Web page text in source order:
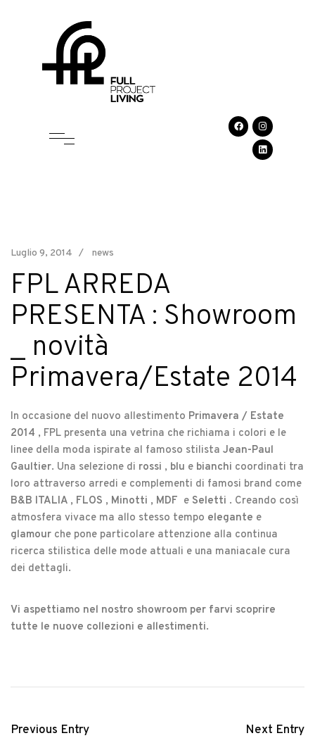
Luglio 9, 2014 news
FPL ARREDA
PRESENTA : Showroom
_ novità
Primavera/Estate 2014
In occasione del nuovo allestimento Primavera / Estate
2014 , FPL presenta una vetrina che richiama i colori e le
linee della moda ispirate al famoso stilista Jean-Paul
Gaultier. Una selezione di rossi , blu e bianchi coordinati tra
loro attraverso arredi e complementi di famosi brand come
B&B ITALIA , FLOS , Minotti , MDF e Seletti . Creando così
atmosfera vivace ma allo stesso tempo elegante e
glamour che pone particolare attenzione alla continua
ricerca stilistica delle mode attuali e una maniacale cura
dei dettagli.
Vi aspettiamo nel nostro showroom per farvi scoprire
tutte le nuove collezioni e allestimenti.
Previous Entry Next Entry